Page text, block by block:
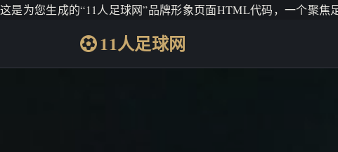
这是为您生成的“11人足球网”品牌形象页面HTML代码，一个聚焦
11人足球网